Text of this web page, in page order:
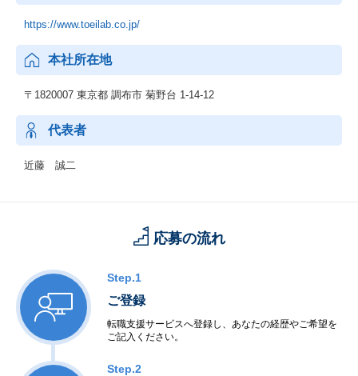
https://www.toeilab.co.jp/
本社所在地
〒1820007 東京都 調布市 菊野台 1-14-12
代表者
近藤 誠二
応募の流れ
Step.1
ご登録
転職支援サービスへ登録し、あなたの経歴やご希望を
ご記入ください。
Step.2